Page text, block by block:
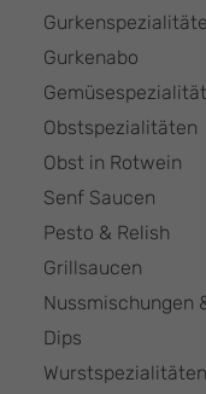
Gurkenabo
Obstspezialitäten
Obst in Rotwein
Senf Saucen
Pesto & Relish
Grillsaucen
Nussmischungen
Dips